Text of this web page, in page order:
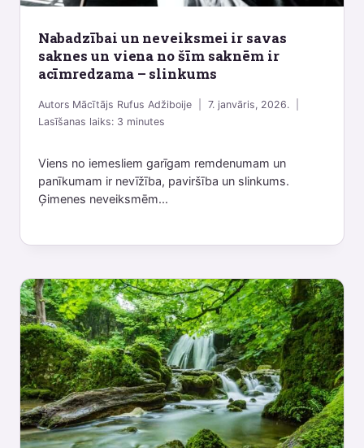
Nabadzībai un neveiksmei ir savas
saknes un viena no šīm saknēm ir
acīmredzama – slinkums
Autors Mācītājs Rufus Adžiboije
7. janvāris, 2026.
Lasīšanas laiks:3 minutes
Viens no iemesliem garīgam remdenumam un
panīkumam ir nevīžība, paviršība un slinkums.
Ģimenes neveiksmēm...